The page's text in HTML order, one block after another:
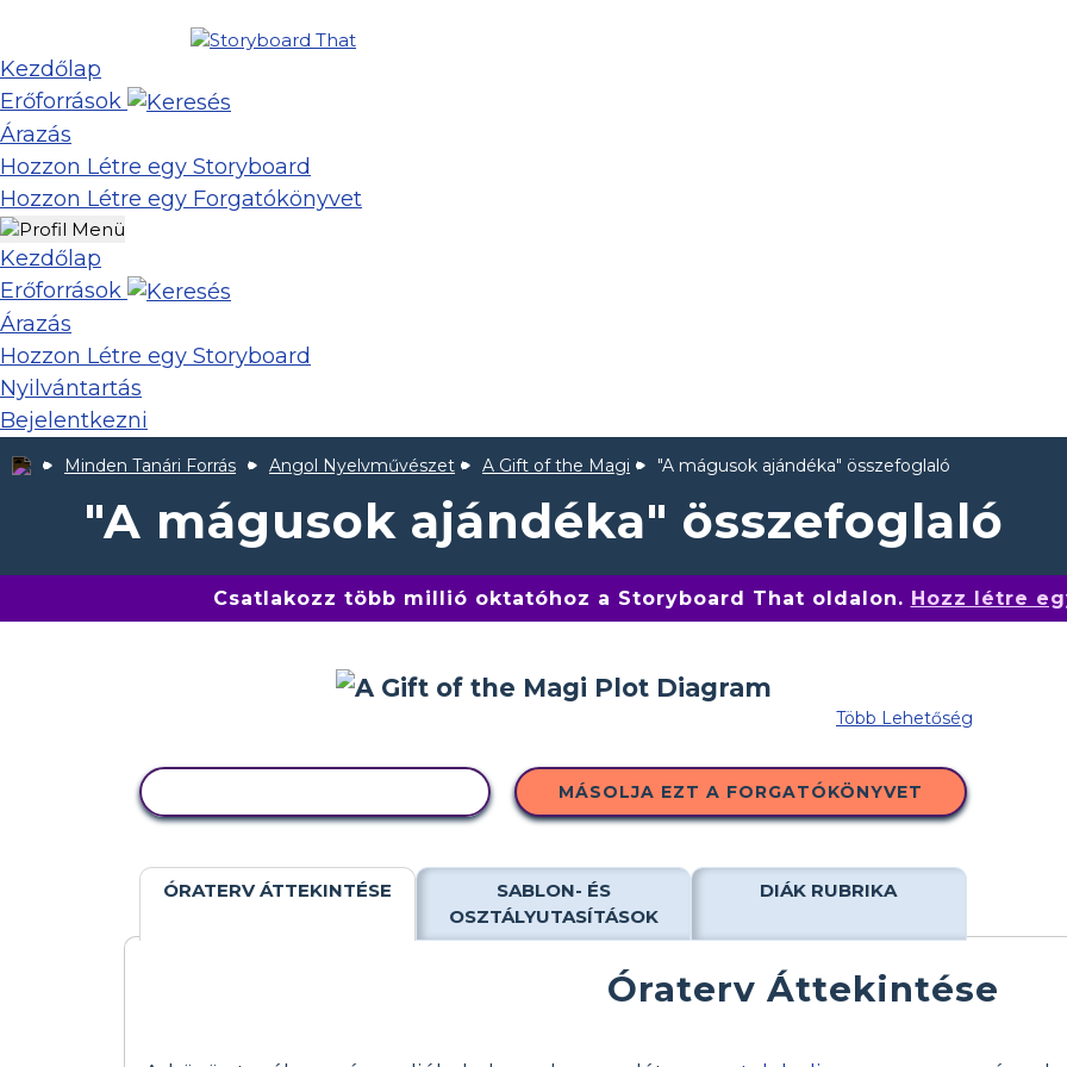
Kezdőlap
Erőforrások
Árazás
Hozzon Létre egy Storyboard
Hozzon Létre egy Forgatókönyvet
Kezdőlap
Erőforrások
Árazás
Hozzon Létre egy Storyboard
Nyilvántartás
Bejelentkezni
Minden Tanári Forrás Angol Nyelvművészet A Gift of the Magi "A mágusok ajándéka" összefoglaló
"A mágusok ajándéka" összefoglaló
Csatlakozz több millió oktatóhoz a Storyboard That oldalon. Hozz létre
Több Lehetőség
MÁSOLJA EZT A FORGATÓKÖNYVET
ÓRATERV ÁTTEKINTÉSE
SABLON- ÉS
OSZTÁLYUTASÍTÁSOK
DIÁK RUBRIKA
Óraterv Áttekintése